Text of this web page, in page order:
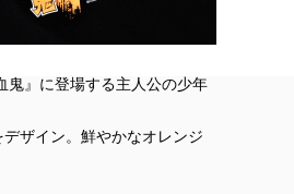
鬼』に登場する主人公の少年
ザイン。鮮やかなオレンジ